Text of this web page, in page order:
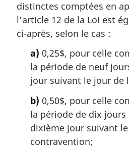
:r
g
i
distinctes comptées en
l’article 12 de la Loi est
ci-après, selon le cas :
a) 0,25$, pour celle
la période de neuf
jour suivant le jour de
b) 0,50$, pour celle
la période de dix
dixième jour suivant
contravention;